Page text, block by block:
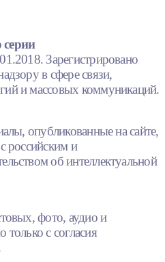
Зарегистрировано
в сфере связи,
и массовых коммуникаций.
опубликованные на сайте,
российским и
об интеллектуальной
фото, аудио и
с согласия